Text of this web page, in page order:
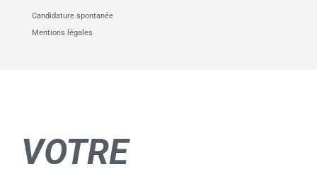
Candidature spontanée
Mentions légales
VOTRE